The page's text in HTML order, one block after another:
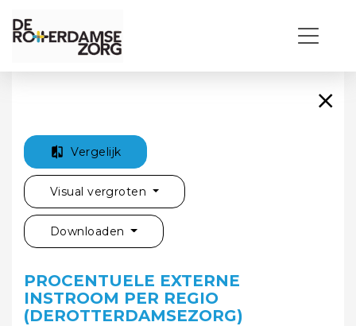
Vergelijk
Visual vergroten
Downloaden
PROCENTUELE EXTERNE
INSTROOM PER REGIO
(DEROTTERDAMSEZORG)